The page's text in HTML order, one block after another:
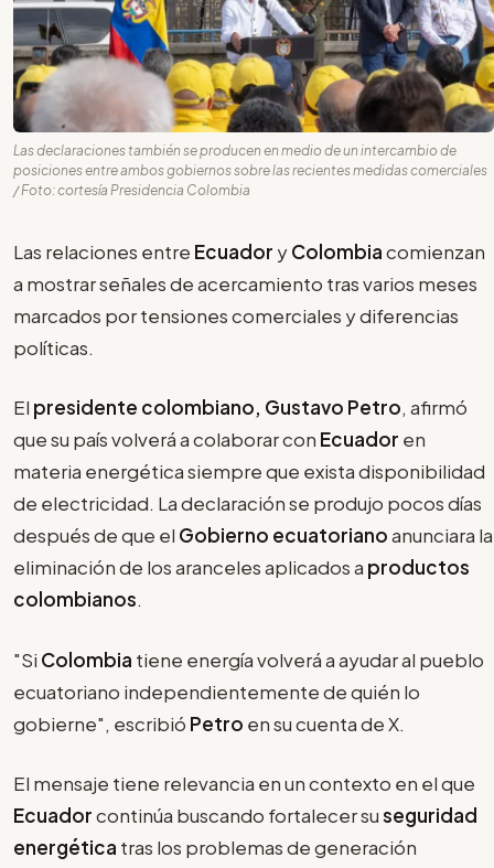
Las declaraciones también se producen en medio de un intercambio de
posiciones entre ambos gobiernos sobre las recientes medidas comerciales
/ Foto: cortesía Presidencia Colombia
Las relaciones entre Ecuador yColombiacomienzan
a mostrar señales de acercamiento tras varios meses
marcados por tensiones comerciales y diferencias
políticas.
El presidente colombiano, Gustavo Petro, afirmó
que su país volverá a colaborar con Ecuador en
materia energética siempre que exista disponibilidad
de electricidad. La declaración se produjo pocos días
después de que el Gobierno ecuatorianoanunciara la
eliminación de los aranceles aplicados a productos
colombianos.
"Si Colombia tiene energía volverá a ayudar al pueblo
ecuatoriano independientemente de quién lo
gobierne", escribió Petro en su cuenta de X.
El mensaje tiene relevancia en un contexto en el que
Ecuadorcontinúa buscando fortalecer suseguridad
energética tras los problemas de generación